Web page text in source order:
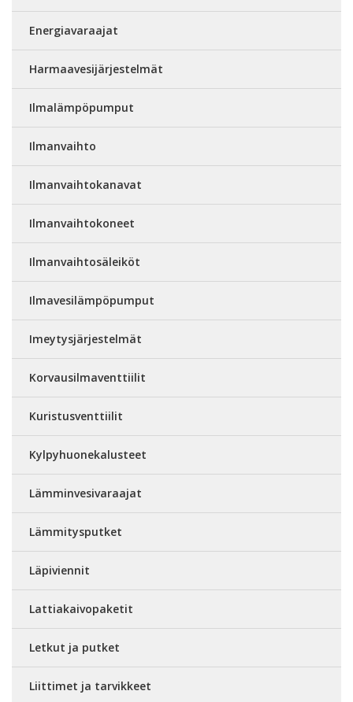
Energiavaraajat
Harmaavesijärjestelmät
Ilmalämpöpumput
Ilmanvaihto
Ilmanvaihtokanavat
Ilmanvaihtokoneet
Ilmanvaihtosäleiköt
Ilmavesilämpöpumput
Imeytysjärjestelmät
Korvausilmaventtiilit
Kuristusventtiilit
Kylpyhuonekalusteet
Lämminvesivaraajat
Lämmitysputket
Läpiviennit
Lattiakaivopaketit
Letkut ja putket
Liittimet ja tarvikkeet